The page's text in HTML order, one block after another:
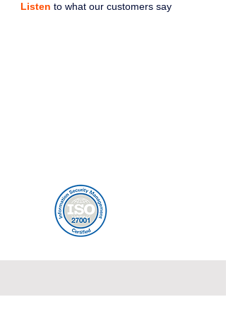
Listen to what our customers say